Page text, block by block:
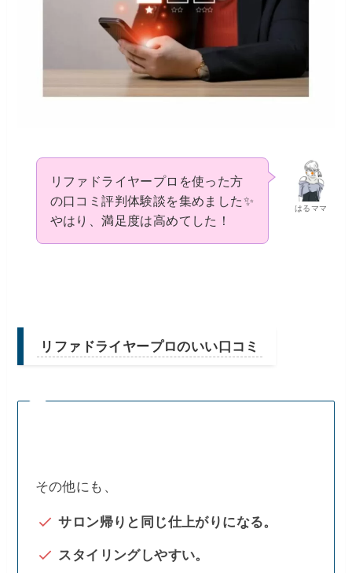
はるママ
リファドライヤープロを使った方
の口コミ評判体験談を集めました✨
やはり、満足度は高めてした！
リファドライヤープロのいい口コミ
その他にも、
サロン帰りと同じ仕上がりになる。
スタイリングしやすい。